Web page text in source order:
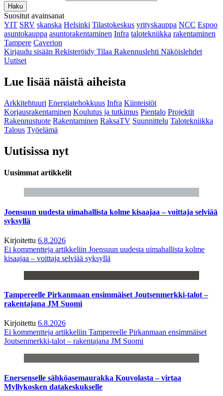
Haku
Suositut avainsanat
YIT SRV skanska Helsinki Tilastokeskus yrityskauppa NCC Espoo
asuntokauppa asuntorakentaminen Infra talotekniikka rakentaminen
Tampere Caverion
Kirjaudu sisään Rekisteröidy Tilaa Rakennuslehti Näköislehdet
Uutiset
Lue lisää näistä aiheista
Arkkitehtuuri Energiatehokkuus Infra Kiinteistöt
Korjausrakentaminen Koulutus ja tutkimus Pientalo Projektit
Rakennustuote Rakentaminen RaksaTV Suunnittelu Talotekniikka
Talous Työelämä
Uutisissa nyt
Uusimmat artikkelit
Joensuun uudesta uimahallista kolme kisaajaa – voittaja selviää
syksyllä
Kirjoitettu 6.8.2026
Ei kommentteja artikkeliin Joensuun uudesta uimahallista kolme
kisaajaa – voittaja selviää syksyllä
Tampereelle Pirkanmaan ensimmäiset Joutsenmerkki-talot –
rakentajana JM Suomi
Kirjoitettu 6.8.2026
Ei kommentteja artikkeliin Tampereelle Pirkanmaan ensimmäiset
Joutsenmerkki-talot – rakentajana JM Suomi
Enersenselle sähköasemaurakka Kouvolasta – virtaa
Myllykosken datakeskukselle